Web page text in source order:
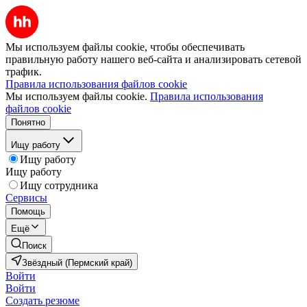
Мы используем файлы cookie, чтобы обеспечивать
правильную работу нашего веб-сайта и анализировать сетевой
трафик.
Правила использования файлов cookie
Мы используем файлы cookie. Правила использования
файлов cookie
Понятно
Ищу работу
Ищу работу
Ищу работу
Ищу сотрудника
Сервисы
Помощь
Ещё
Поиск
Звёздный (Пермский край)
Войти
Войти
Создать резюме